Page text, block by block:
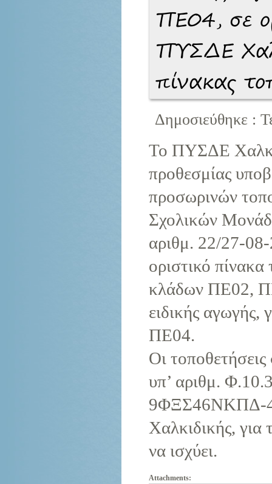
ΠΕ04, σε
ΠΥΣΔΕ
πίνακας
Δημοσιεύθηκε :
Το ΠΥΣΔΕ
προθεσμίας
προσωρινών
Σχολικών
αριθμ. 22/27-
οριστικό
κλάδων ΠΕ02,
ειδικής
ΠΕ04.
Οι
υπ’ αριθμ.
9ΦΞΣ46ΝΚΠΔ-
Χαλκιδικής, για
να ισχύει.
Attachments: